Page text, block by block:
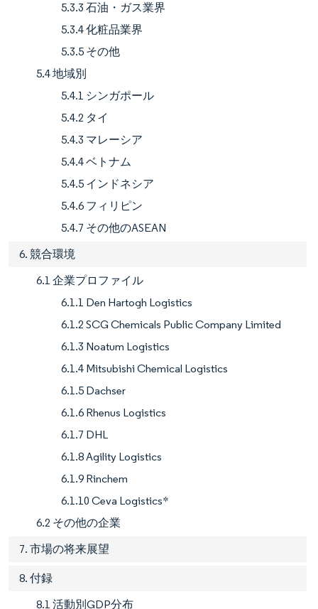
5.3.3 石油・ガス業界
5.3.4 化粧品業界
5.3.5 その他
5.4 地域別
5.4.1 シンガポール
5.4.2 タイ
5.4.3 マレーシア
5.4.4 ベトナム
5.4.5 インドネシア
5.4.6 フィリピン
5.4.7 その他のASEAN
6. 競合環境
6.1 企業プロファイル
6.1.1 Den Hartogh Logistics
6.1.2 SCG Chemicals Public Company Limited
6.1.3 Noatum Logistics
6.1.4 Mitsubishi Chemical Logistics
6.1.5 Dachser
6.1.6 Rhenus Logistics
6.1.7 DHL
6.1.8 Agility Logistics
6.1.9 Rinchem
6.1.10 Ceva Logistics*
6.2 その他の企業
7. 市場の将来展望
8. 付録
8.1 活動別GDP分布